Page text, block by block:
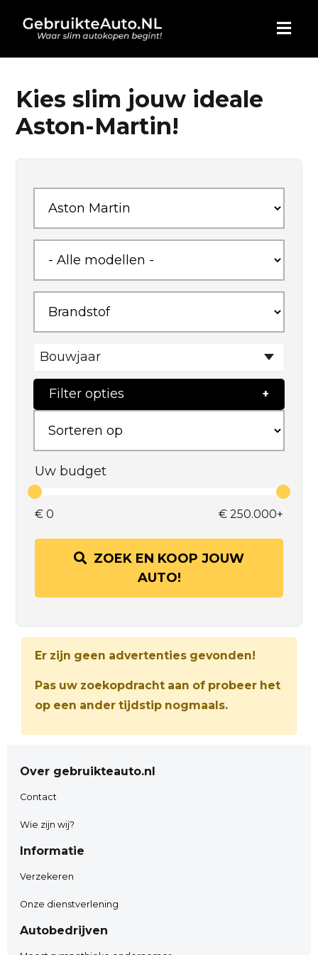
HOME
AUTO KOPEN
BLOG
WIE ZIJN WIJ
CONTACT
Kies slim jouw ideale
Aston-Martin!
Bouwjaar
Filter opties
Uw budget
€ 0 € 250.000+
ZOEK EN KOOP JOUW
AUTO!
Er zijn geen advertenties gevonden!
Pas uw zoekopdracht aan of probeer het
op een ander tijdstip nogmaals.
Over gebruikteauto.nl
Contact
Wie zijn wij?
Informatie
Verzekeren
Onze dienstverlening
Autobedrijven